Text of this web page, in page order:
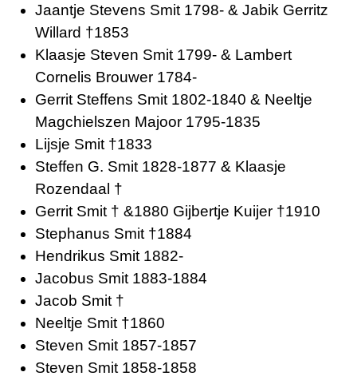
Jaantje Stevens Smit 1798- & Jabik Gerritz
Willard †1853
Klaasje Steven Smit 1799- & Lambert
Cornelis Brouwer 1784-
Gerrit Steffens Smit 1802-1840 & Neeltje
Magchielszen Majoor 1795-1835
Lijsje Smit †1833
Steffen G. Smit 1828-1877 & Klaasje
Rozendaal †
Gerrit Smit † &1880 Gijbertje Kuijer †1910
Stephanus Smit †1884
Hendrikus Smit 1882-
Jacobus Smit 1883-1884
Jacob Smit †
Neeltje Smit †1860
Steven Smit 1857-1857
Steven Smit 1858-1858